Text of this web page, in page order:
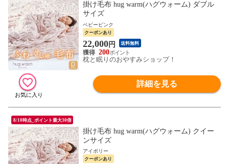
掛け毛布 hug warm(ハグウォーム) ダブル
サイズ
ベビーピンク
クーポンあり
22,000円 送料無料
200
枕と眠りのおやすみショップ！
詳細を見る
8/10時点_ポイント最大30倍
掛け毛布 hug warm(ハグウォーム) クイー
ンサイズ
アイボリー
クーポンあり